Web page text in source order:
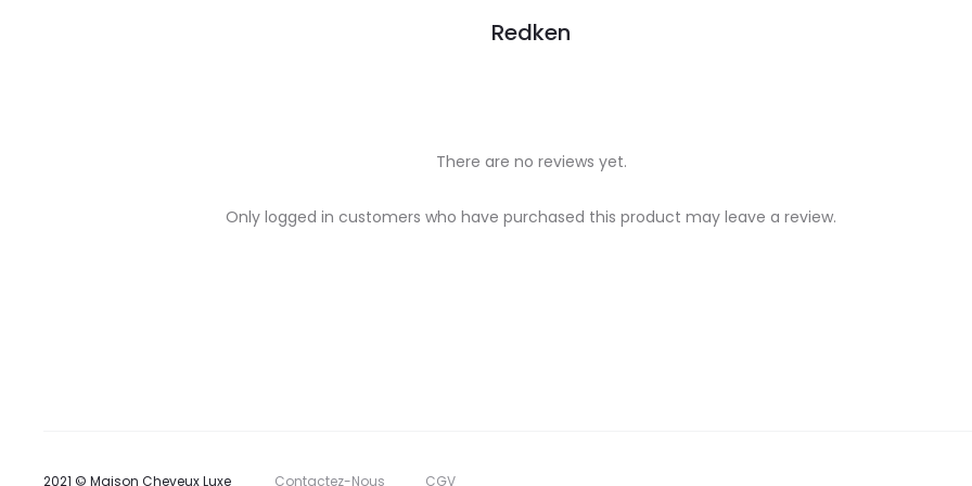
Redken
R
There are no reviews yet.
Only logged in customers who have purchased this product may leave a review.
2021 © Maison Cheveux Luxe Contactez-Nous CGV